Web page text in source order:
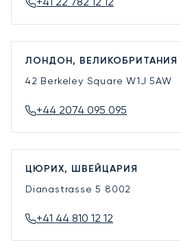
ЛОНДОН, ВЕЛИКОБРИТАНИЯ
42 Berkeley SquareW1J 5AW
+44 2074 095 095
ЦЮРИХ, ШВЕЙЦАРИЯ
Dianastrasse 5 8002
+41 44 810 12 12